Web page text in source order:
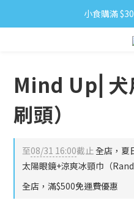
小食購滿
小食購滿
全單購滿 $500 免運
Mind Up⎜犬
刷頭）
至08/31 16:00截止全店，夏
太陽眼鏡+涼爽冰頸巾（
全店，滿$500免運費優惠